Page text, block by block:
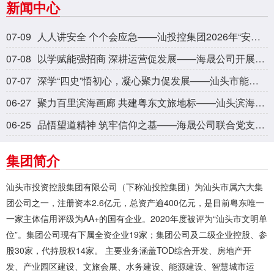
新闻中心
07-09 人人讲安全 个个会应急——汕投控集团2026年“安全生产月”活动回顾
07-08 以学赋能强招商 深耕运营促发展——海晟公司开展产业园招商与运营专题培训
07-07 深学“四史”悟初心，凝心聚力促发展——汕头市能源投资有限公司开展主题党日活动
06-27 聚力百里滨海画廊 共建粤东文旅地标——汕头滨海旅游路专题招商推介会成功举办
06-25 品悟望道精神 筑牢信仰之基——海晟公司联合党支部开展党史主题党日活动
集团简介
汕头市投资控股集团有限公司（下称汕投控集团）为汕头市属六大集
团公司之一，注册资本2.6亿元，总资产逾400亿元，是目前粤东唯一
一家主体信用评级为AA+的国有企业。2020年度被评为“汕头市文明单
位”。集团公司现有下属全资企业19家；集团公司及二级企业控股、参
股30家，代持股权14家。 主要业务涵盖TOD综合开发、房地产开
发、产业园区建设、文旅会展、水务建设、能源建设、智慧城市运